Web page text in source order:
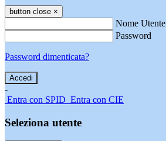
button close ×
Nome Utente
Password
Password dimenticata?
-
Entra con SPID Entra con CIE
Seleziona utente